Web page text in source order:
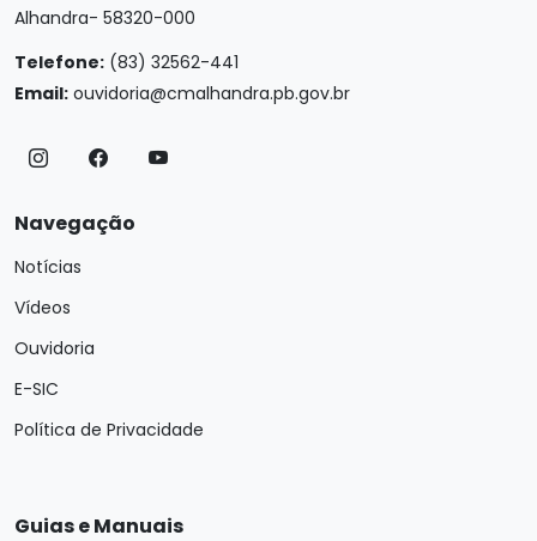
Alhandra- 58320-000
Telefone: (83) 32562-441
Email: ouvidoria@cmalhandra.pb.gov.br
Navegação
Notícias
Vídeos
Ouvidoria
E-SIC
Política de Privacidade
Guias e Manuais